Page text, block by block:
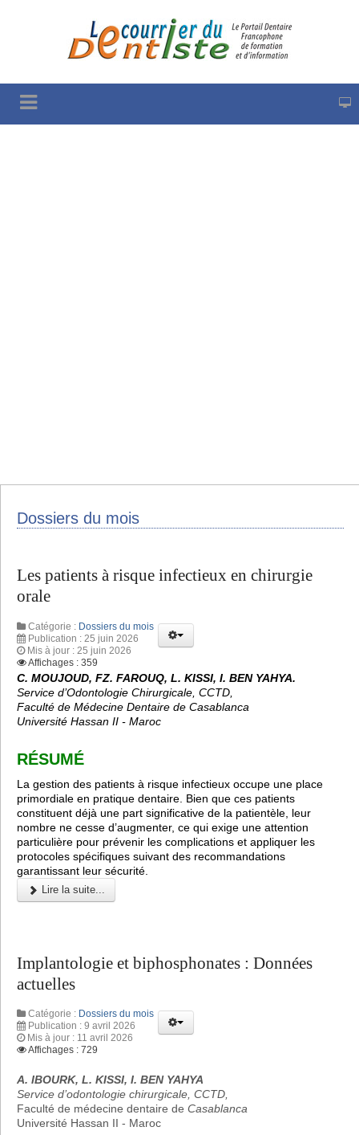
Dossiers du mois
Les patients à risque infectieux en chirurgie
orale
Catégorie : Dossiers du mois
Publication : 25 juin 2026
Mis à jour : 25 juin 2026
Affichages : 359
C. MOUJOUD, FZ. FAROUQ, L. KISSI, I. BEN YAHYA.
Service d’Odontologie Chirurgicale, CCTD,
Faculté de Médecine Dentaire de Casablanca
Université Hassan II - Maroc
RÉSUMÉ
La gestion des patients à risque infectieux occupe une place
primordiale en pratique dentaire. Bien que ces patients
constituent déjà une part significative de la patientèle, leur
nombre ne cesse d’augmenter, ce qui exige une attention
particulière pour prévenir les complications et appliquer les
protocoles spécifiques suivant des recommandations
garantissant leur sécurité.
Lire la suite...
Implantologie et biphosphonates : Données
actuelles
Catégorie : Dossiers du mois
Publication : 9 avril 2026
Mis à jour : 11 avril 2026
Affichages : 729
A. IBOURK, L. KISSI, I. BEN YAHYA
Service d’odontologie chirurgicale, CCTD,
Faculté de médecine dentaire de Casablanca
Université Hassan II - Maroc